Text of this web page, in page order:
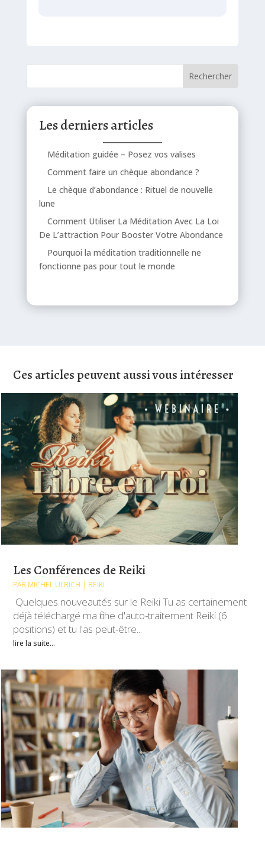
Les derniers articles
Méditation guidée – Posez vos valises
Comment faire un chèque abondance ?
Le chèque d’abondance : Rituel de nouvelle
lune
Comment Utiliser La Méditation Avec La Loi
De L’attraction Pour Booster Votre Abondance
Pourquoi la méditation traditionnelle ne
fonctionne pas pour tout le monde
Ces articles peuvent aussi vous intéresser
Les Conférences de Reiki
PAR MICHEL ULRICH | REIKI
Quelques nouveautés sur le Reiki Tu as certainement
déjà téléchargé ma fiche d'auto-traitement Reiki (6
positions) et tu l'as peut-être...
lire la suite...